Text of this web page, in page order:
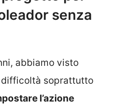
senza
abbiamo visto
difficoltà soprattutto
l’azione